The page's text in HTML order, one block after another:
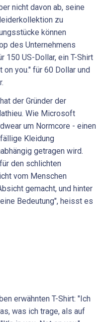
nicht davon ab, seine
zu
können
des Unternehmens
150 US-Dollar, ein T-Shirt
on you." für 60 Dollar und
der Gründer der
Wie Microsoft
um Normcore - einen
Kleidung
getragen wird.
den schlichten
vom Menschen
gemacht, und hinter
Bedeutung", heisst es
erwähnten T-Shirt: "Ich
was ich trage, als auf